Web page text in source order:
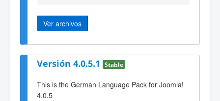
Ver archivos
Versión 4.0.5.1 Stable
This is the German Language Pack for Joomla!
4.0.5